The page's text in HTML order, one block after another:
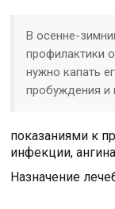
В осенне-
профилактики
нужно капать
пробуждения и
показаниями к
инфекции,
Назначение